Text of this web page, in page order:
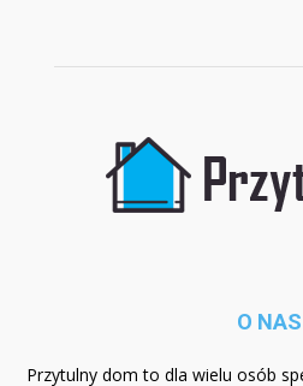
O NAS
Przytulny dom to dla wielu osób